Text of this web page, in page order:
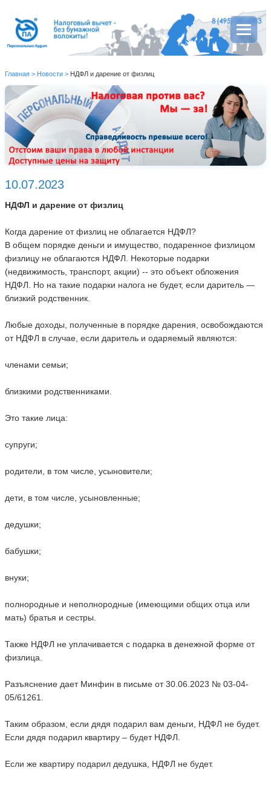
Главная > Новости > НДФЛ и дарение от физлиц
10.07.2023
НДФЛ и дарение от физлиц
Когда дарение от физлиц не облагается НДФЛ?
В общем порядке деньги и имущество, подаренное физлицом
физлицу не облагаются НДФЛ. Некоторые подарки
(недвижимость, транспорт, акции) -- это объект обложения
НДФЛ. Но на такие подарки налога не будет, если даритель —
близкий родственник.
Любые доходы, полученные в порядке дарения, освобождаются
от НДФЛ в случае, если даритель и одаряемый являются:
членами семьи;
близкими родственниками.
Это такие лица:
супруги;
родители, в том числе, усыновители;
дети, в том числе, усыновленные;
дедушки;
бабушки;
внуки;
полнородные и неполнородные (имеющими общих отца или
мать) братья и сестры.
Также НДФЛ не уплачивается с подарка в денежной форме от
физлица.
Разъяснение дает Минфин в письме от 30.06.2023 № 03-04-
05/61261.
Таким образом, если дядя подарил вам деньги, НДФЛ не будет.
Если дядя подарил квартиру – будет НДФЛ.
Если же квартиру подарил дедушка, НДФЛ не будет.